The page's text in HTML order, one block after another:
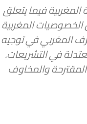
فيما يتعلق
المغربية
المغربي في توجيه
في التشريعات.
والمخاوف